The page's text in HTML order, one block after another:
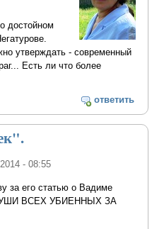
достойном
утверждать - современный
Есть ли что более
ответить
- 08:55
за его статью о Вадиме
ВСЕХ УБИЕННЫХ ЗА